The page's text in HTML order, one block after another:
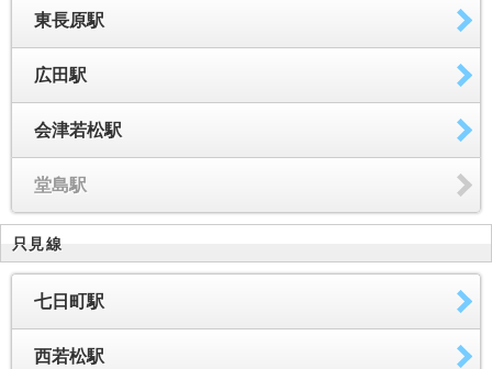
東長原駅
広田駅
会津若松駅
堂島駅
只見線
七日町駅
西若松駅